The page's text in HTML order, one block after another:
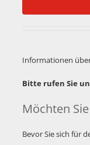
Informationen
Bitte rufen Sie
Möchten
Bevor Sie sich für